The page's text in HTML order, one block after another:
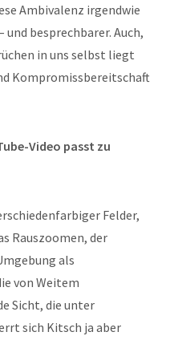
Ambivalenz irgendwie
besprechbarer. Auch,
in uns selbst liegt
Kompromissbereitschaft
Video passt zu
Felder,
Rauszoomen, der
als
von Weitem
Sicht, die unter
sich Kitsch ja aber